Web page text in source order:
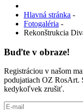
Hlavná stránka -
Fotogaléria -
Rekonštrukcia
Buďte v obraze!
Registráciou v našom
podujatiach OZ RosArt.
kedykoľvek zrušiť.